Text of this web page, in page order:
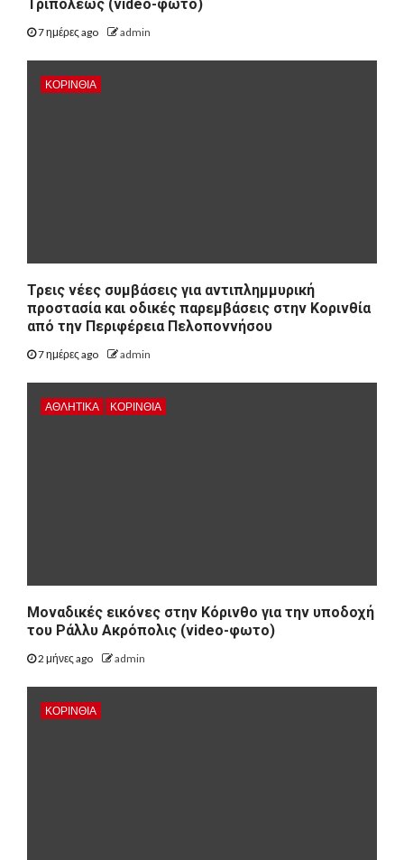
Τριπόλεως (video-φώτο)
7 ημέρες ago admin
ΚΟΡΙΝΘΊΑ
Τρεις νέες συμβάσεις για αντιπλημμυρική
προστασία και οδικές παρεμβάσεις στην Κορινθία
από την Περιφέρεια Πελοποννήσου
7 ημέρες ago admin
ΑΘΛΗΤΙΚΑ ΚΟΡΙΝΘΊΑ
Μοναδικές εικόνες στην Κόρινθο για την υποδοχή
του Ράλλυ Ακρόπολις (video-φωτο)
2 μήνες ago admin
ΚΟΡΙΝΘΊΑ